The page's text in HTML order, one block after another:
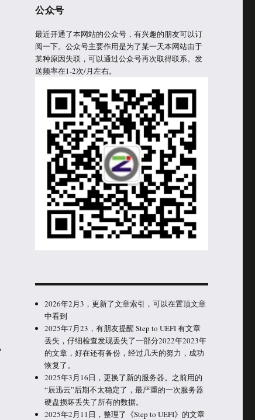
公众号
最近开通了本网站的公众号，有兴趣的朋友可以订
阅一下。公众号主要作用是为了某一天本网站由于
某种原因失联，可以通过公众号再次取得联系。发
送频率在1-2次/月左右。
2026年2月3，更新了文章索引，可以在置顶文章
中看到
2025年7月23，有朋友提醒 Step to UEFI 有文章
丢失，仔细检查发现丢失了一部分2022年2023年
的文章，好在还有备份，经过几天的努力，成功
恢复了。
2025年3月16日，更换了新的服务器。之前用的
“辰迅云”后期不太稳定了，最严重的一次服务器
硬盘损坏丢失了所有的数据。
2025年2月11日，整理了《Step to UEFI》的文章